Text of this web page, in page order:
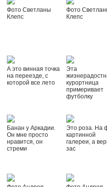
Фото Светланы
Клепс
Фото
Клепс
А это винная точка
на переезде, с
которой все лето
Эта
курортница
примеривает
футболку
Банан у Аркадии.
Он мне просто
нравится, он
стреми
Это роза. На
картинной
галереи, а
зас